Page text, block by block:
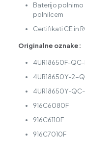
Baterijo polnimo
polnilcem
Certifikati CE in
Originalne oznake:
4UR18650F-QC-
4UR18650Y-2-
4UR18650Y-QC-
916C6080F
916C6110F
916C7010F